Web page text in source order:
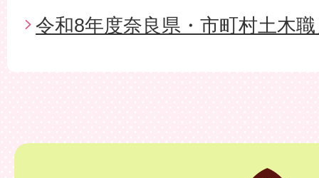
令和8年度奈良県・市町村土木